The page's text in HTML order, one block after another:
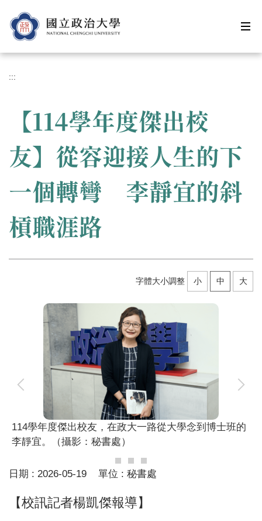
到
主
內
區
:::
【114學年度傑出校
友】從容迎接人生的下
一個轉彎 李靜宜的斜
槓職涯路
字體大小調整 小 中 大
114學年度傑出校友，在政大一路從大學念到博士班的
李靜宜。（攝影：秘書處）
日期 : 2026-05-19 單位 : 秘書處
【校訊記者楊凱傑報導】